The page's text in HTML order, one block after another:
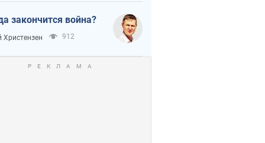
закончится война?
Христензен 912